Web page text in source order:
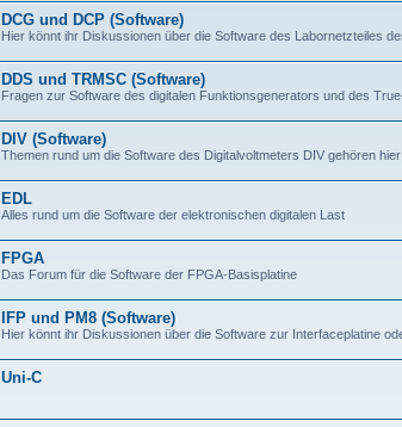
DCG und DCP (Software)
Hier könnt ihr Diskussionen über die Software des Labornetzteiles
DDS und TRMSC (Software)
Fragen zur Software des digitalen Funktionsgenerators und des
DIV (Software)
Themen rund um die Software des Digitalvoltmeters DIV gehören hier
EDL
Alles rund um die Software der elektronischen digitalen Last
FPGA
Das Forum für die Software der FPGA-Basisplatine
IFP und PM8 (Software)
Hier könnt ihr Diskussionen über die Software zur Interfaceplatine
Uni-C